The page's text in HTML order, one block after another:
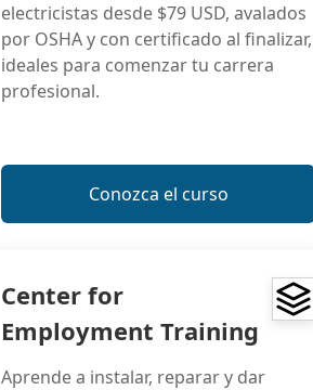
electricistas desde $79 USD, avalados
por OSHA y con certificado al finalizar,
ideales para comenzar tu carrera
profesional.
Conozca el curso
Center for
Employment Training
Aprende a instalar, reparar y dar